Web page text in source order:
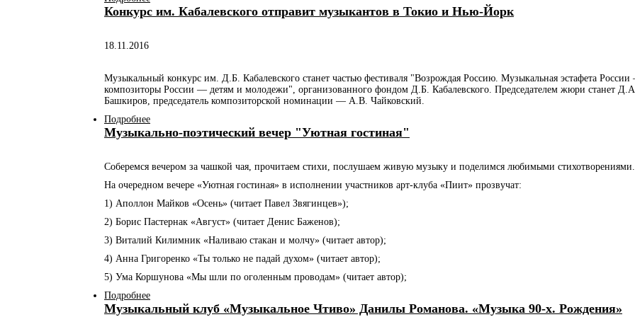
Конкурс им. Кабалевского отправит музыкантов в Токио и Нью-Йорк
18.11.2016
Музыкальный конкурс им. Д.Б. Кабалевского станет частью фестиваля "Возрождая Россию. Музыкальная эстафета
композиторы России — детям и молодежи", организованного фондом Д.Б. Кабалевского. Председателем жюри станет
Башкиров, председатель композиторской номинации — А.В. Чайковский.
Подробнее
Музыкально-поэтический вечер "Уютная гостиная"
Соберемся вечером за чашкой чая, прочитаем стихи, послушаем живую музыку и поделимся любимыми стихотворениями.
На очередном вечере «Уютная гостиная» в исполнении участников арт-клуба «Пиит» прозвучат:
1) Аполлон Майков «Осень» (читает Павел Звягинцев»);
2) Борис Пастернак «Август» (читает Денис Баженов);
3) Виталий Килимник «Наливаю стакан и молчу» (читает автор);
4) Анна Григоренко «Ты только не падай духом» (читает автор);
5) Ума Коршунова «Мы шли по оголенным проводам» (читает автор);
Подробнее
Музыкальный клуб «Музыкальное Чтиво» Данилы Романова. «Музыка 90-х. Рождения»